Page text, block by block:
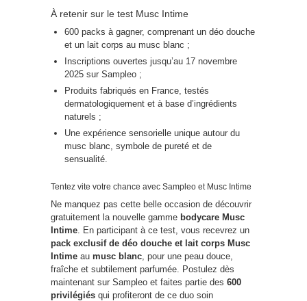
À retenir sur le test Musc Intime
600 packs à gagner, comprenant un déo douche
et un lait corps au musc blanc ;
Inscriptions ouvertes jusqu’au 17 novembre
2025 sur Sampleo ;
Produits fabriqués en France, testés
dermatologiquement et à base d’ingrédients
naturels ;
Une expérience sensorielle unique autour du
musc blanc, symbole de pureté et de
sensualité.
Tentez vite votre chance avec Sampleo et Musc Intime
Ne manquez pas cette belle occasion de découvrir
gratuitement la nouvelle gamme bodycare Musc
Intime . En participant à ce test, vous recevrez un
pack exclusif de déo douche et lait corps Musc
Intime au musc blanc , pour une peau douce,
fraîche et subtilement parfumée. Postulez dès
maintenant sur Sampleo et faites partie des 600
privilégiés qui profiteront de ce duo soin